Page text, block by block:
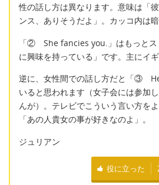
性の話し方は異なります。意味は「
ンス、ありそうだよ」。カッコ内は暗
「② She fancies you.」はもっとス
に興味を持っている」です。主にイ
逆に、女性間での話し方だと「③
いると思われます（女子会には参加
んが）。テレビでこういう言い方を
「あの人貴女の事が好きなのよ」。
ジュリアン
役に立った